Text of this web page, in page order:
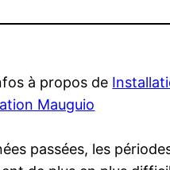
à propos de
Mauguio
passées, les